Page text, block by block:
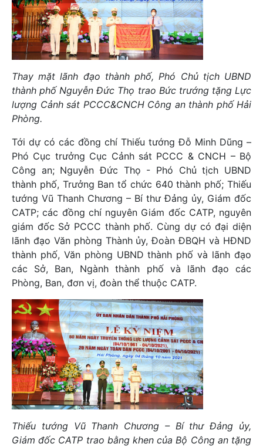
Thay mặt lãnh đạo thành phố, Phó Chủ tịch UBND
thành phố Nguyễn Đức Thọ trao Bức trướng tặng Lực
lượng Cảnh sát PCCC&CNCH Công an thành phố Hải
Phòng.
Tới dự có các đồng chí Thiếu tướng Đỗ Minh Dũng –
Phó Cục trưởng Cục Cảnh sát PCCC & CNCH – Bộ
Công an; Nguyễn Đức Thọ - Phó Chủ tịch UBND
thành phố, Trưởng Ban tổ chức 640 thành phố; Thiếu
tướng Vũ Thanh Chương – Bí thư Đảng ủy, Giám đốc
CATP; các đồng chí nguyên Giám đốc CATP, nguyên
giám đốc Sở PCCC thành phố. Cùng dự có đại diện
lãnh đạo Văn phòng Thành ủy, Đoàn ĐBQH và HĐND
thành phố, Văn phòng UBND thành phố và lãnh đạo
các Sở, Ban, Ngành thành phố và lãnh đạo các
Phòng, Ban, đơn vị, đoàn thể thuộc CATP.
Thiếu tướng Vũ Thanh Chương – Bí thư Đảng ủy,
Giám đốc CATP trao bằng khen của Bộ Công an tặng